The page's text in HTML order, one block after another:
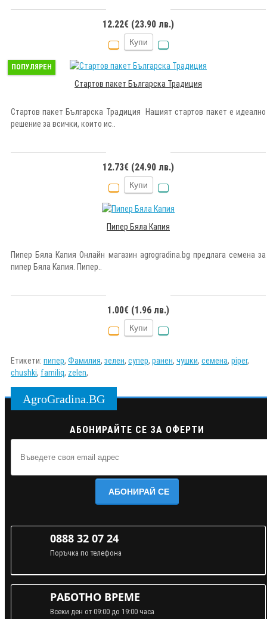
12.22€ (23.90 лв.)
Купи
ПОПУЛЯРЕН
Стартов пакет Българска Традиция
Стартов пакет Българска Традиция Нашият стартов пакет е идеално
решение за всички, които ис..
12.73€ (24.90 лв.)
Купи
Пипер Бялa Капия
Пипер Бялa Капия Онлайн магазин agrogradina.bg предлага семена за
пипер Бялa Капия. Пипер..
1.00€ (1.96 лв.)
Купи
Етикети: пипер, Фамилия, зелен, супер, ранен, чушки, семена, piper,
chushki, familiq, zelen,
AgroGradina.BG
АБОНИРАЙТЕ СЕ ЗА ОФЕРТИ
АБОНИРАЙ СЕ
0888 32 07 24
Поръчка по телефона
РАБОТНО ВРЕМЕ
Всеки ден от 09:00 до 19:00 часа